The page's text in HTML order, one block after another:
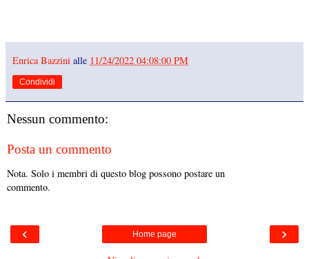
Enrica Bazzini alle 11/24/2022 04:08:00 PM
Condividi
Nessun commento:
Posta un commento
Nota. Solo i membri di questo blog possono postare un
commento.
‹ ›
Home page